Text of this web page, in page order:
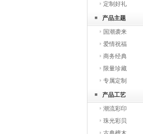
定制好礼
产品主题
国潮袭来
爱情祝福
商务经典
限量珍藏
专属定制
产品工艺
潮流彩印
珠光彩贝